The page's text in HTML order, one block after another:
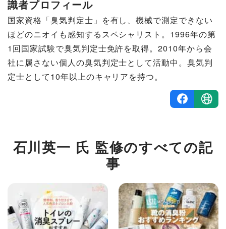
識者プロフィール
国家資格「臭気判定士」を有し、機械で測定できない
ほどのニオイも感知するスペシャリスト。1996年の第
1回国家試験で臭気判定士免許を取得。2010年から会
社に属さない個人の臭気判定士として活動中。臭気判
定士として10年以上のキャリアを持つ。
石川英一 氏 監修のすべての記
事